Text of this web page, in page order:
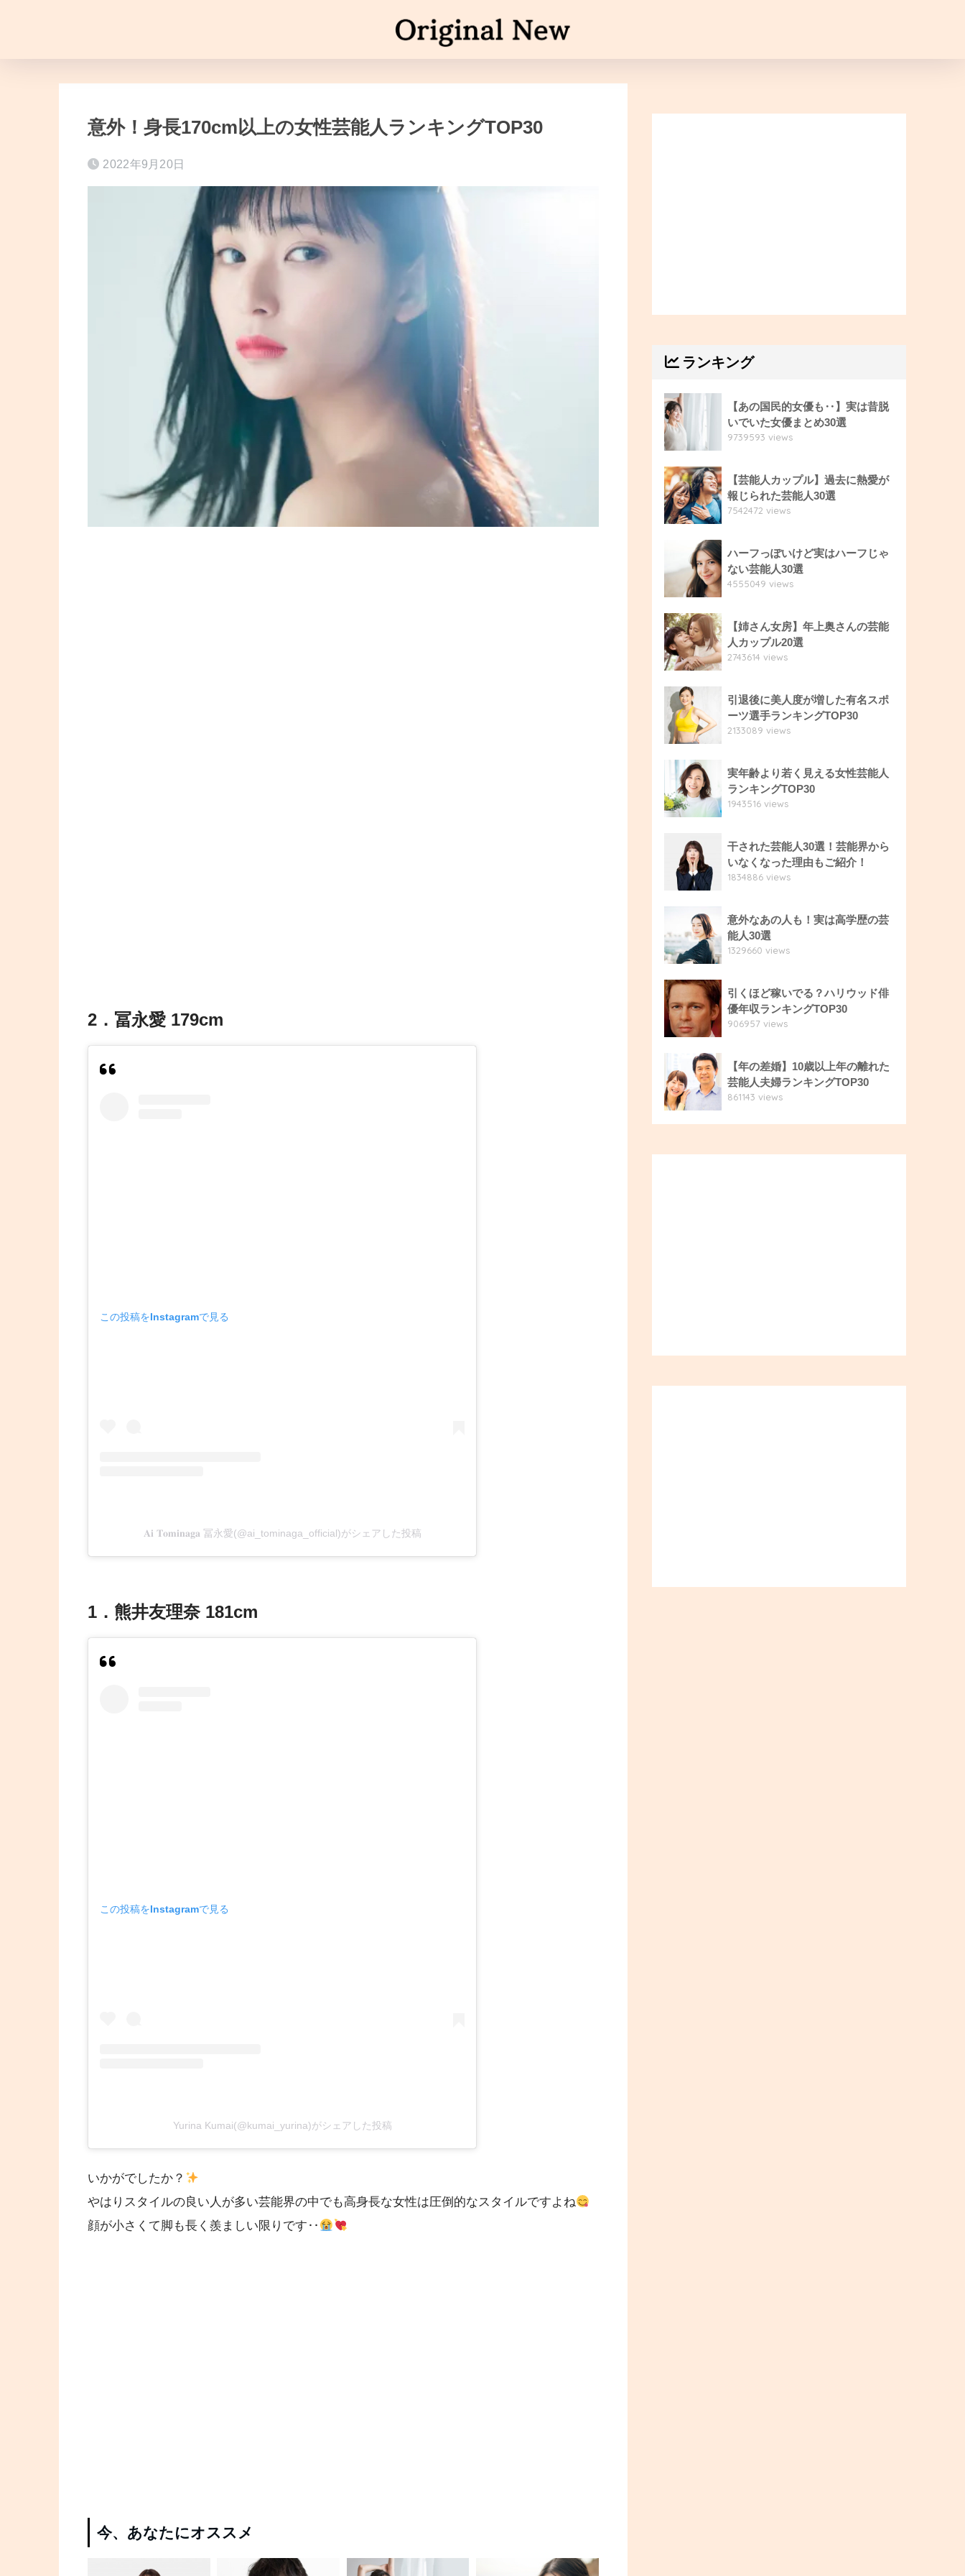
意外！身長170cm以上の女性芸能人ランキングTOP30
2022年9月20日
2．冨永愛 179cm
この投稿をInstagramで見る
𝐀𝐢 𝐓𝐨𝐦𝐢𝐧𝐚𝐠𝐚 冨永愛(@ai_tominaga_official)がシェアした投稿
1．熊井友理奈 181cm
この投稿をInstagramで見る
Yurina Kumai(@kumai_yurina)がシェアした投稿
いかがでしたか？
やはりスタイルの良い人が多い芸能界の中でも高身長な女性は圧倒的なスタイルですよね
顔が小さくて脚も長く羨ましい限りです‥
今、あなたにオススメ
ランキング
【あの国民的女優も‥】実は昔脱
いでいた女優まとめ30選
9739593 views
【芸能人カップル】過去に熱愛が
報じられた芸能人30選
7542472 views
ハーフっぽいけど実はハーフじゃ
ない芸能人30選
4555049 views
【姉さん女房】年上奥さんの芸能
人カップル20選
2743614 views
引退後に美人度が増した有名スポ
ーツ選手ランキングTOP30
2133089 views
実年齢より若く見える女性芸能人
ランキングTOP30
1943516 views
干された芸能人30選！芸能界から
いなくなった理由もご紹介！
1834886 views
意外なあの人も！実は高学歴の芸
能人30選
1329660 views
引くほど稼いでる？ハリウッド俳
優年収ランキングTOP30
906957 views
【年の差婚】10歳以上年の離れた
芸能人夫婦ランキングTOP30
861143 views